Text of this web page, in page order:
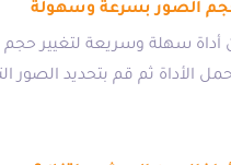
حجم الصور بسرعة وسهولة
سهلة وسريعة لتغيير حجم